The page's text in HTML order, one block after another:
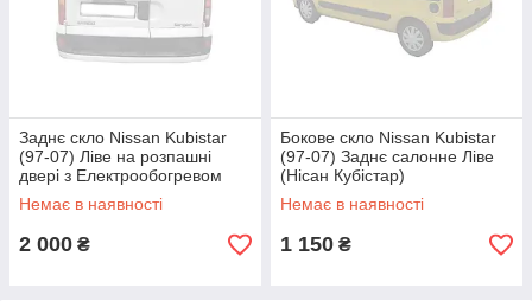
Заднє скло Nissan Kubistar
(97-07) Ліве на розпашні
двері з Електрообогревом
(Нісан Кубістар)
Немає в наявності
2 000 ₴
Бокове скло Nissan Kubistar
(97-07) Заднє салонне Ліве
(Нісан Кубістар)
Немає в наявності
1 150 ₴